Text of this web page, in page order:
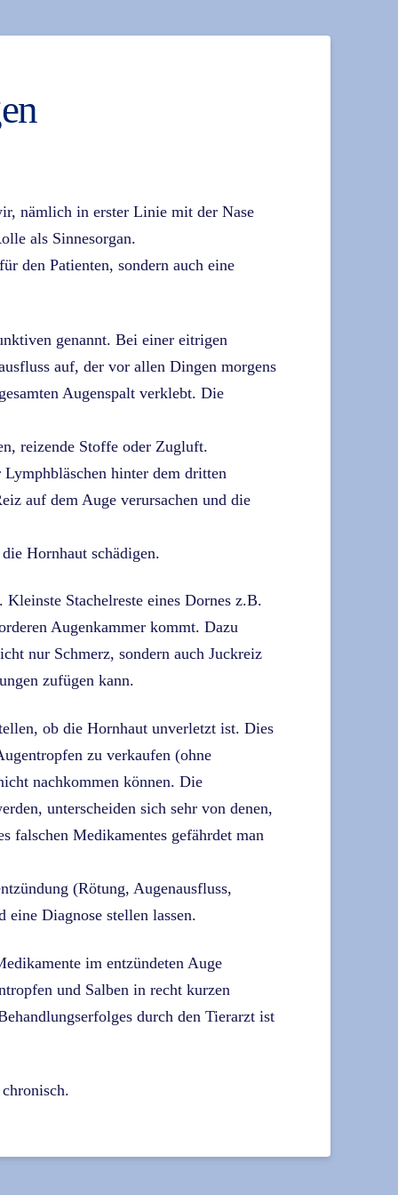
nämlich in erster Linie mit der Nase
als Sinnesorgan.
den Patienten, sondern auch eine
genannt. Bei einer eitrigen
auf, der vor allen Dingen morgens
Augenspalt verklebt. Die
reizende Stoffe oder Zugluft.
hinter dem dritten
auf dem Auge verursachen und die
Hornhaut schädigen.
Stachelreste eines Dornes z.B.
Augenkammer kommt. Dazu
nur Schmerz, sondern auch Juckreiz
zufügen kann.
ob die Hornhaut unverletzt ist. Dies
zu verkaufen (ohne
nachkommen können. Die
unterscheiden sich sehr von denen,
falschen Medikamentes gefährdet man
(Rötung, Augenausfluss,
Diagnose stellen lassen.
im entzündeten Auge
und Salben in recht kurzen
durch den Tierarzt ist